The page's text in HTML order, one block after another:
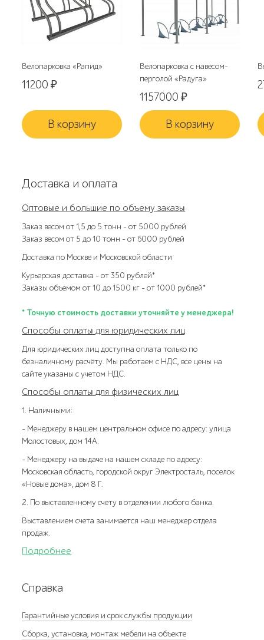
Велопарковка «Рапид»
11200₽
В корзину
Велопарковка с навесом-
перголой «Радуга»
1157000₽
В корзину
Доставка и оплата
Оптовые и большие по объему заказы
Заказ весом от 1,5 до 5 тонн – от 5000 рублей
Заказ весом от 5 до 10 тонн – от 6000 рублей
Доставка по Москве и Московской области
Курьерская доставка – от 350 рублей*
Заказы объемом от 10 до 1500 кг – от 1000 рублей*
* Точную стоимость доставки уточняйте у менеджера!
Способы оплаты для юридических лиц
Для юридических лиц доступна оплата только по
безналичному расчёту. Мы работаем с НДС, все цены на
сайте указаны с учетом НДС.
Способы оплаты для физических лиц
1. Наличными:
- Менеджеру в нашем центральном офисе по адресу: улица
Молостовых, дом 14А.
- Менеджеру на выдаче на нашем складе по адресу:
Московская область, городской округ Электросталь, поселок
«Новые дома», дом 8 Г.
2. По выставленному счету в отделении любого банка.
Выставлением счета занимается наш менеджер отдела
продаж.
Подробнее
Справка
Гарантийные условия и срок службы продукции
Сборка, установка, монтаж мебели на объекте